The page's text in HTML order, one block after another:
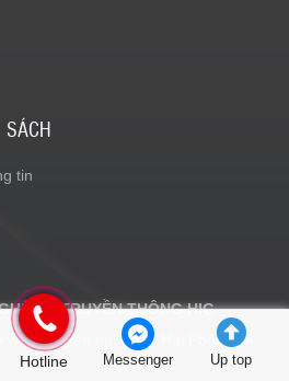
SÁCH
tin
VÀ TRUYỀN THÔNG HIG
web chuyên nghiệp ở Hải Phòng và
Hotline Messenger Up top